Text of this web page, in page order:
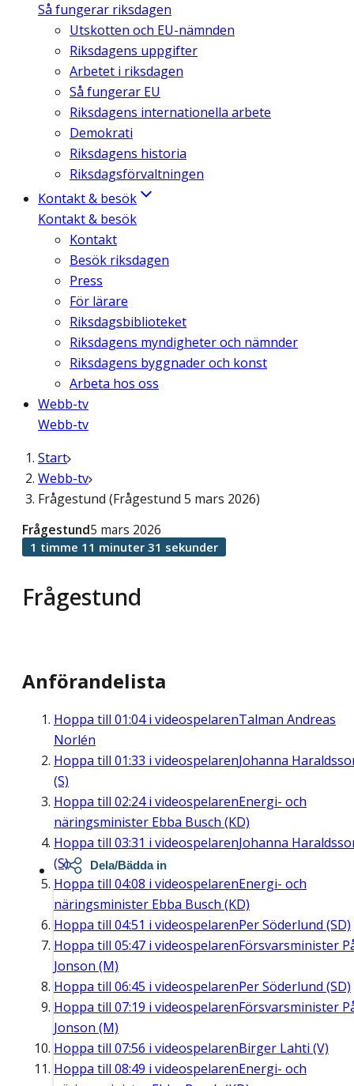
Så fungerar riksdagen
Utskotten och EU-nämnden
Riksdagens uppgifter
Arbetet i riksdagen
Så fungerar EU
Riksdagens internationella arbete
Demokrati
Riksdagens historia
Riksdagsförvaltningen
Kontakt & besök
Kontakt & besök
Kontakt
Besök riksdagen
Press
För lärare
Riksdagsbiblioteket
Riksdagens myndigheter och nämnder
Riksdagens byggnader och konst
Arbeta hos oss
Webb-tv
Webb-tv
Start
Webb-tv
Frågestund (Frågestund 5 mars 2026)
Frågestund
Frågestund5 mars 2026
1 timme 11 minuter 31 sekunder
Anförandelista
Hoppa till 01:04i videospelarenTalman Andreas
Norlén
Hoppa till 01:33 i videospelarenJohanna
(S)
Hoppa till 02:24i videospelarenEnergi- och
näringsminister Ebba Busch (KD)
Hoppa till 03:31 i videospelarenJohanna
(S)
Hoppa till 04:08 i videospelarenEnergi- och
näringsminister Ebba Busch (KD)
Hoppa till 04:51 i videospelarenPer Söderlund (SD)
Hoppa till 05:47 i videospelarenFörsvarsminister
Jonson (M)
Hoppa till 06:45 i videospelarenPer Söderlund (SD)
Hoppa till 07:19 i videospelarenFörsvarsminister
Jonson (M)
Hoppa till 07:56 i videospelarenBirger Lahti (V)
Hoppa till 08:49 i videospelarenEnergi- och
Dela/Bädda in